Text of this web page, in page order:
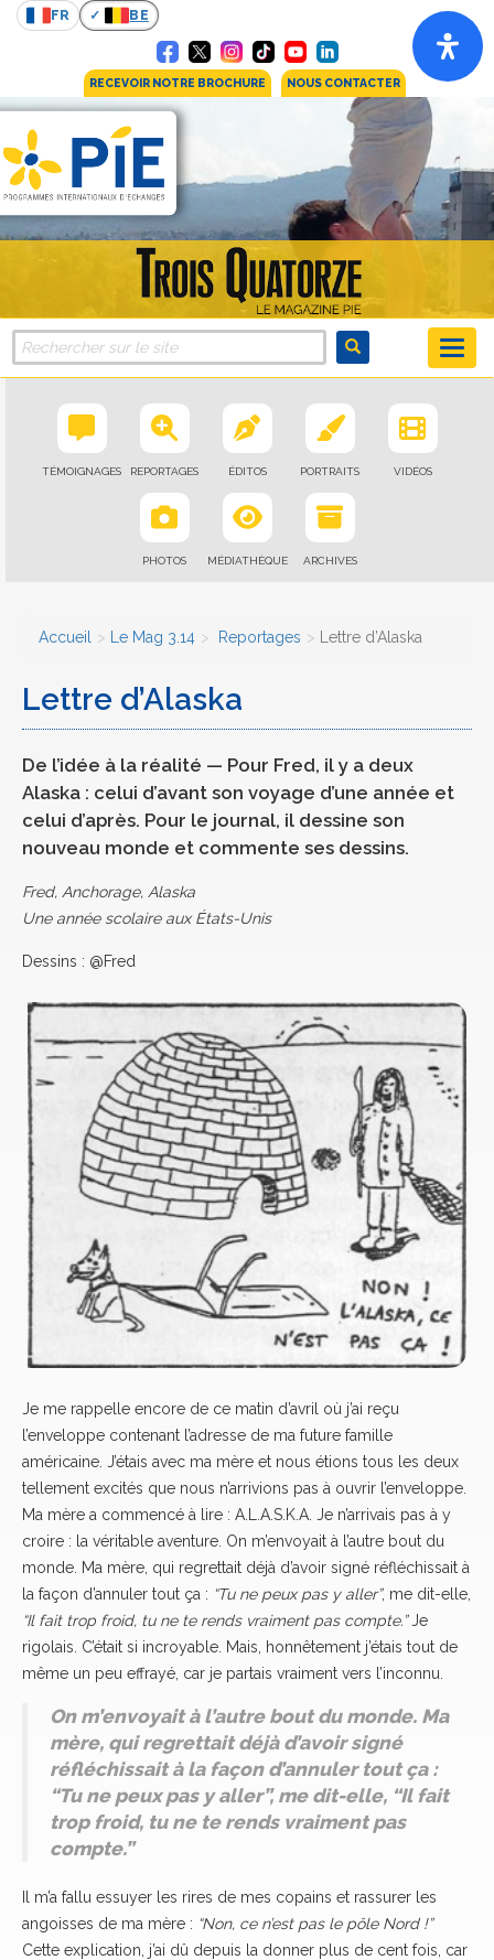
FR BE
RECEVOIR NOTRE BROCHURE NOUS CONTACTER
TÉMOIGNAGES REPORTAGES ÉDITOS PORTRAITS VIDÉOS
PHOTOS MÉDIATHÈQUE ARCHIVES
Accueil Le Mag 3.14 Reportages Lettre d’Alaska
Lettre d’Alaska
De l’idée à la réalité — Pour Fred, il y a deux
Alaska : celui d’avant son voyage d’une année et
celui d’après. Pour le journal, il dessine son
nouveau monde et commente ses dessins.
Fred, Anchorage, Alaska
Une année scolaire aux États-Unis
Dessins : @Fred
Je me rappelle encore de ce matin d’avril où j’ai reçu
l’enveloppe contenant l’adresse de ma future famille
américaine. J’étais avec ma mère et nous étions tous les deux
tellement excités que nous n’arrivions pas à ouvrir l’enveloppe.
Ma mère a commencé à lire : A.L.A.S.K.A. Je n’arrivais pas à y
croire : la véritable aventure. On m’envoyait à l’autre bout du
monde. Ma mère, qui regrettait déjà d’avoir signé réfléchissait à
la façon d’annuler tout ça : “Tu ne peux pas y aller”, me dit-elle,
“Il fait trop froid, tu ne te rends vraiment pas compte.”Je
rigolais. C’était si incroyable. Mais, honnêtement j’étais tout de
même un peu effrayé, car je partais vraiment vers l’inconnu.
On m’envoyait à l’autre bout du monde. Ma
mère, qui regrettait déjà d’avoir signé
réfléchissait à la façon d’annuler tout ça :
“Tu ne peux pas y aller”, me dit-elle, “Il fait
trop froid, tu ne te rends vraiment pas
compte.”
Il m’a fallu essuyer les rires de mes copains et rassurer les
angoisses de ma mère : “Non, ce n’est pas le pôle Nord !”
Cette explication, j’ai dû depuis la donner plus de cent fois, car